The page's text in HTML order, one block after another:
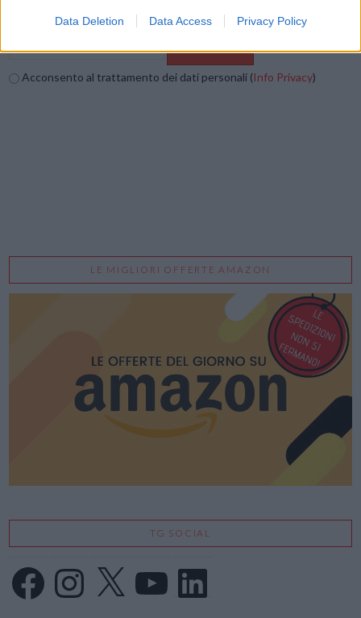
Data Deletion Data Access Privacy Policy
Acconsento al trattamento dei dati personali (Info Privacy)
LE MIGLIORI OFFERTE AMAZON
TG SOCIAL
FacebookInstagram
X LinkedIn